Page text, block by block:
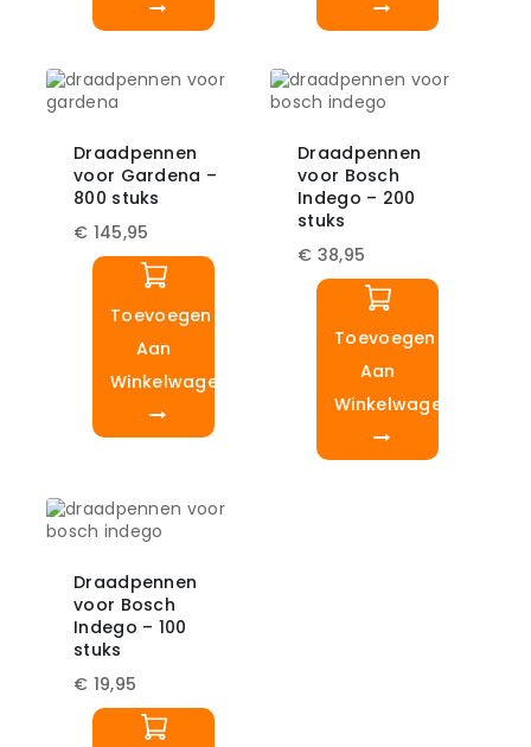
Draadpennen
voor Gardena –
800 stuks
€ 145,95
Toevoegen
Aan
Winkelwagen
Draadpennen
voor Bosch
Indego – 200
stuks
€ 38,95
Toevoegen
Aan
Winkelwagen
Draadpennen
voor Bosch
Indego – 100
stuks
€ 19,95